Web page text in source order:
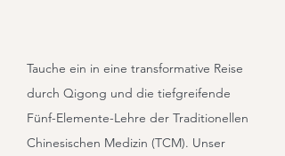
Tauche ein in eine transformative Reise
durch Qigong und die tiefgreifende
Fünf-Elemente-Lehre der Traditionellen
Chinesischen Medizin (TCM). Unser